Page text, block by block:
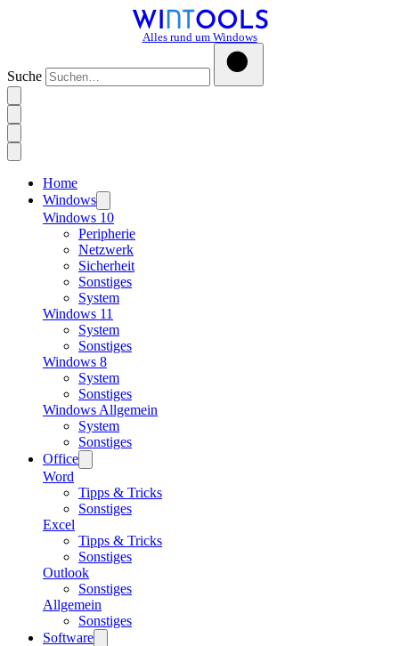
Alles rund um Windows
Suche
Home
Windows
Windows 10
Peripherie
Netzwerk
Sicherheit
Sonstiges
System
Windows 11
System
Sonstiges
Windows 8
System
Sonstiges
Windows Allgemein
System
Sonstiges
Office
Word
Tipps & Tricks
Sonstiges
Excel
Tipps & Tricks
Sonstiges
Outlook
Sonstiges
Allgemein
Sonstiges
Software